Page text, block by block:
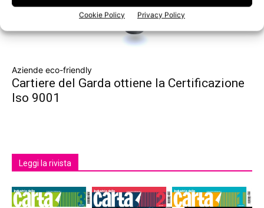
Cookie Policy Privacy Policy
Aziende eco-friendly
Cartiere del Garda ottiene la Certificazione
Iso 9001
Leggi la rivista